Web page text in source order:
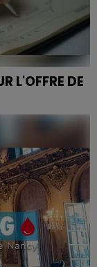
L'OFFRE DE
pour
moyens à la